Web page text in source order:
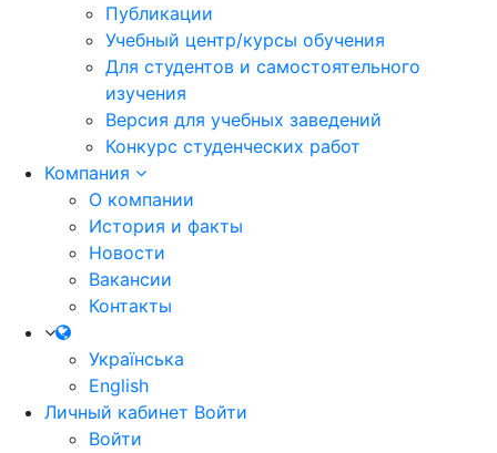
Публикации
Учебный центр/курсы обучения
Для студентов и самостоятельного
изучения
Версия для учебных заведений
Конкурс студенческих работ
Компания
О компании
История и факты
Новости
Вакансии
Контакты
Українська
English
Личный кабинет Войти
Войти